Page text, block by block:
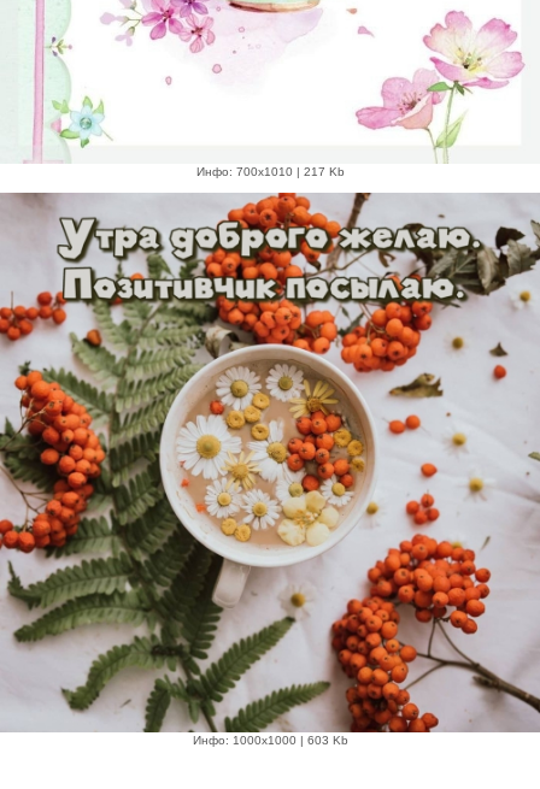
Инфо: 700х1010 | 217 Kb
Инфо: 1000х1000 | 603 Kb